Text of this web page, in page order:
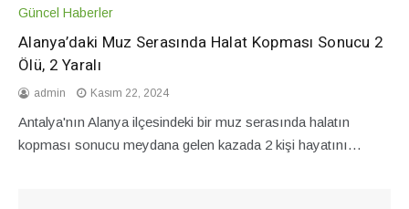
Güncel Haberler
Alanya’daki Muz Serasında Halat Kopması Sonucu 2
Ölü, 2 Yaralı
admin Kasım 22, 2024
Antalya'nın Alanya ilçesindeki bir muz serasında halatın
kopması sonucu meydana gelen kazada 2 kişi hayatını…